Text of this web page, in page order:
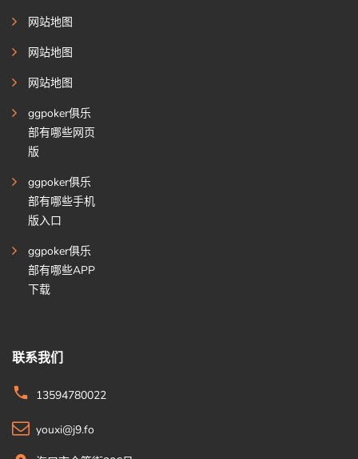
网站地图
网站地图
网站地图
ggpoker俱乐
部有哪些网页
版
ggpoker俱乐
部有哪些手机
版入口
ggpoker俱乐
部有哪些APP
下载
联系我们
13594780022
youxi@j9.fo